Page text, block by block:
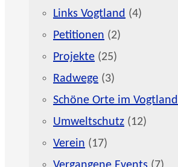
Links Vogtland (4)
Petitionen (2)
Projekte (25)
Radwege (3)
Schöne Orte im Vogtland
Umweltschutz (12)
Verein (17)